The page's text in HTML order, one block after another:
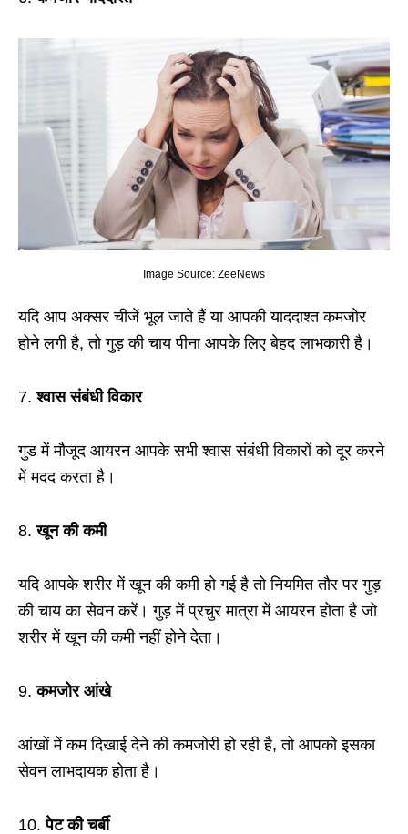
Image Source: ZeeNews
यदि आप अक्सर चीजें भूल जाते हैं या आपकी याददाश्त कमजोर
होने लगी है, तो गुड़ की चाय पीना आपके लिए बेहद लाभकारी है।
7.श्वास संबंधी विकार
गुड में मौजूद आयरन आपके सभी श्वास संबंधी विकारों को दूर करने
में मदद करता है।
8.खून की कमी
यदि आपके शरीर में खून की कमी हो गई है तो नियमित तौर पर गुड़
की चाय का सेवन करें। गुड़ में प्रचुर मात्रा में आयरन होता है जो
शरीर में खून की कमी नहीं होने देता।
9.कमजोर आंखे
आंखों में कम दिखाई देने की कमजोरी हो रही है, तो आपको इसका
सेवन लाभदायक होता है।
10.पेट की चर्बी